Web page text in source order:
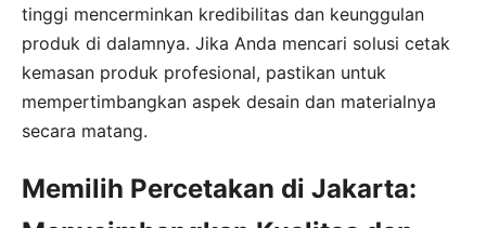
tinggi mencerminkan kredibilitas dan keunggulan
produk di dalamnya. Jika Anda mencari solusi cetak
kemasan produk profesional, pastikan untuk
mempertimbangkan aspek desain dan materialnya
secara matang.
Memilih Percetakan di Jakarta: